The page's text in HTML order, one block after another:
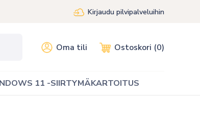
Kirjaudu pilvipalveluihin
Oma tili Ostoskori (0)
11 -SIIRTYMÄKARTOITUS